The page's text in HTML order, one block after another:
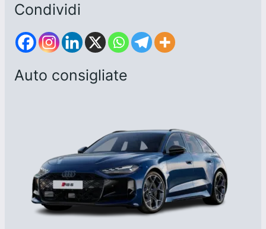
Condividi
Auto consigliate